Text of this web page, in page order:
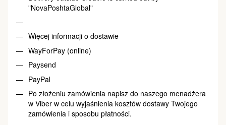
"NovaPoshtaGlobal"
Więcej informacji o dostawie
WayForPay (online)
Paysend
PayPal
Po złożeniu zamówienia napisz do naszego menadżera
w Viber w celu wyjaśnienia kosztów dostawy Twojego
zamówienia i sposobu płatności.